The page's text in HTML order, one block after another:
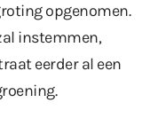
opgenomen.
instemmen,
eerder al een